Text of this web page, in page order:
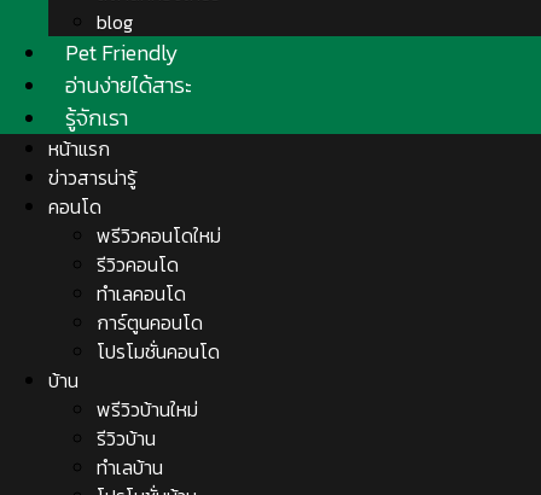
blog
Pet Friendly
อ่านง่ายได้สาระ
รู้จักเรา
หน้าแรก
ข่าวสารน่ารู้
คอนโด
พรีวิวคอนโดใหม่
รีวิวคอนโด
ทำเลคอนโด
การ์ตูนคอนโด
โปรโมชั่นคอนโด
บ้าน
พรีวิวบ้านใหม่
รีวิวบ้าน
ทำเลบ้าน